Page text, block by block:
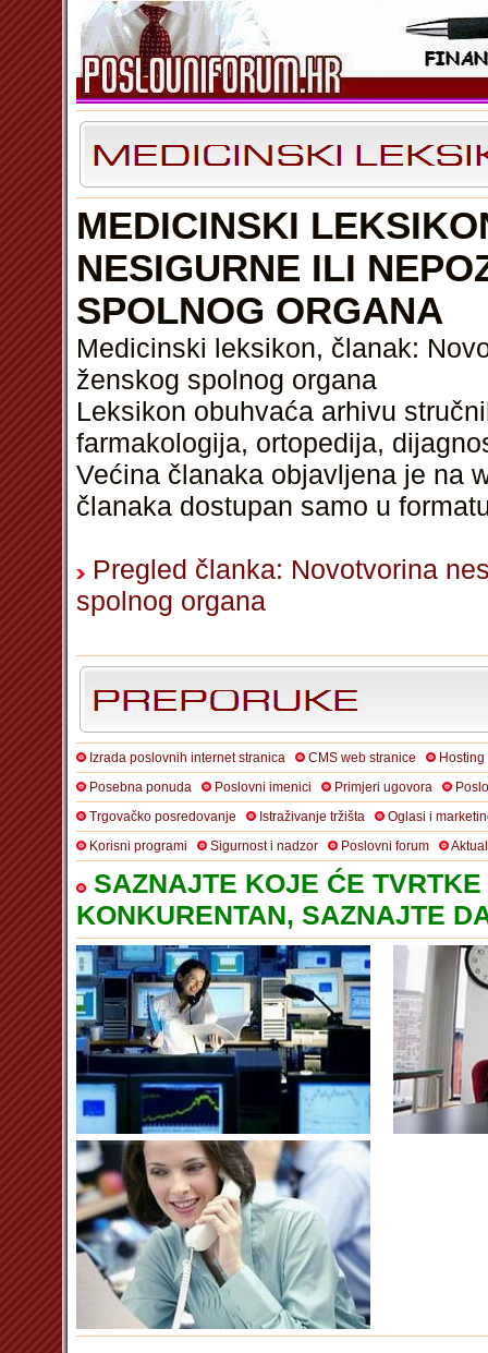
MEDICINSKI
NESIGURNE ILI
SPOLNOG ORGANA
Medicinski leksikon, članak:
ženskog spolnog organa
Leksikon obuhvaća arhivu
farmakologija, ortopedija,
Većina članaka objavljena je na
članaka dostupan samo u
Pregled članka: Novotvorina
spolnog organa
Izrada poslovnih internet stranica CMS web stranice
Posebna ponuda
Poslovni imenici Primjeri ugovora
Trgovačko posredovanje
Istraživanje tržišta
Oglasi i
Korisni programi
Sigurnost i nadzor Poslovni forum
SAZNAJTE KOJE ĆE
KONKURENTAN, SAZNAJTE